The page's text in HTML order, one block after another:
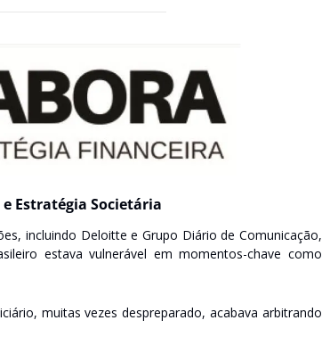
Estratégia Societária
incluindo Deloitte e Grupo Diário de Comunicação,
estava vulnerável em momentos-chave como
muitas vezes despreparado, acabava arbitrando